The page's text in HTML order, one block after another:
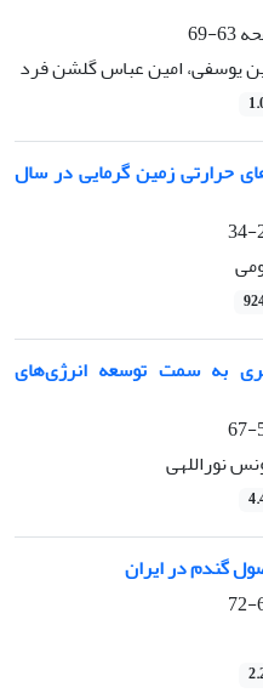
63-69
یوسفی، امین عباس گلشن فرد
حرارتی زمین گرمایی در سال
به سمت توسعه انرژی‌های
نوراللهی
گندم در ایران